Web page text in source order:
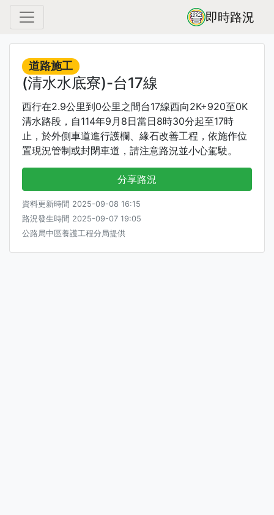
即時路況
道路施工
(清水水底寮)-台17線
西行在2.9公里到0公里之間台17線西向2K+920至0K
清水路段，自114年9月8日當日8時30分起至17時
止，於外側車道進行護欄、緣石改善工程，依施作位
置現況管制或封閉車道，請注意路況並小心駕駛。
分享路況
資料更新時間 2025-09-08 16:15
路況發生時間 2025-09-07 19:05
公路局中區養護工程分局提供